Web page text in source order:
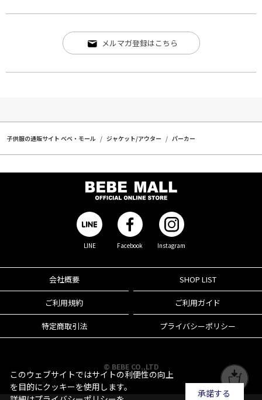
メルマガ登録はこちら
子供服の通販サイト ベベ・モール ジャケット/アウター パーカー
LINE Facebook Instagram
会社概要 SHOP LIST
ご利用規約 ご利用ガイド
特定商取引法 プライバシーポリシー
© BEBE CO.,LTD
このウェブサイトではサイトの利便性の向上
を目的にクッキーを使用します。
承諾する